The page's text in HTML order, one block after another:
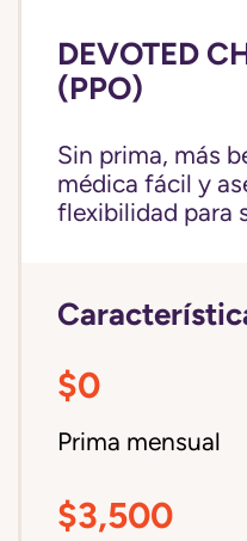
DEVOTED
(PPO)
Sin prima, más
médica fácil y
flexibilidad para
$0
Prima mensual
$3,500